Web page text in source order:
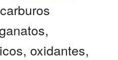
oxidantes,